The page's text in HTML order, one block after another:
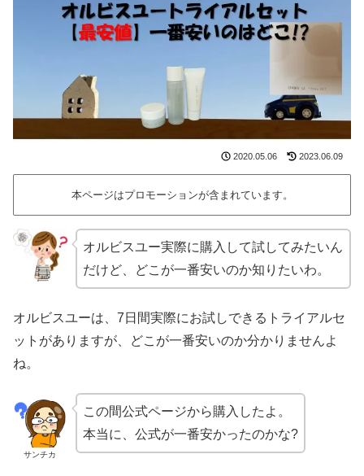
2020.05.06 2023.06.09
本ページはプロモーションが含まれています。
オルビスユー実際に購入して試してみたいん
だけど、どこが一番安いのか知りたいわ。
オルビスユーは、7日間実際にお試しできるトライアルセ
ットがありますが、どこが一番安いのか分かりませんよ
ね。
サンチカ
この間公式ページから購入したよ。
本当に、公式が一番安かったのかな?